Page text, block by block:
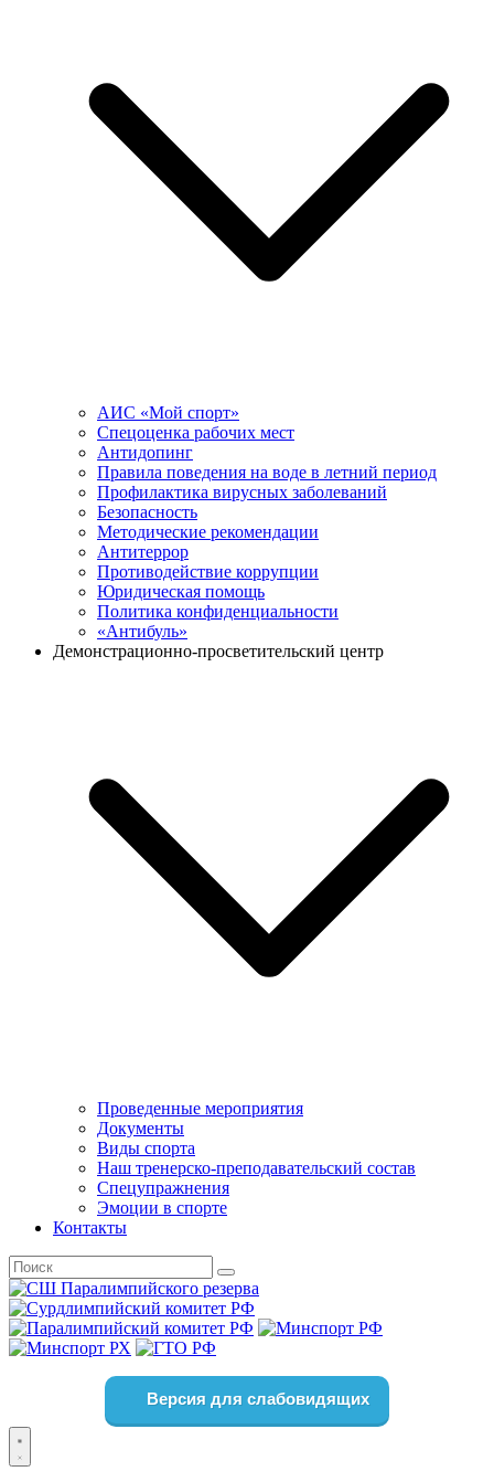
АИС «Мой спорт»
Спецоценка рабочих мест
Антидопинг
Правила поведения на воде в летний период
Профилактика вирусных заболеваний
Безопасность
Методические рекомендации
Антитеррор
Противодействие коррупции
Юридическая помощь
Политика конфиденциальности
«Антибуль»
Демонстрационно-просветительский центр
Проведенные мероприятия
Документы
Виды спорта
Наш тренерско-преподавательский состав
Спецупражнения
Эмоции в спорте
Контакты
Версия для слабовидящих